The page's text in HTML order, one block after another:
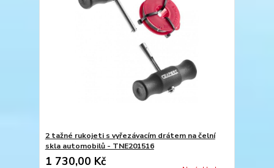
2 tažné rukojeti s vyřezávacím drátem na čelní
skla automobilů - TNE201516
1 730,00 Kč